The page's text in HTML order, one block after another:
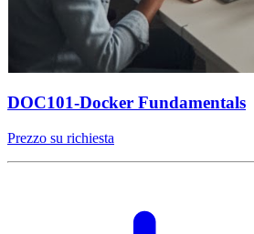
DOC101-Docker Fundamentals
Prezzo su richiesta